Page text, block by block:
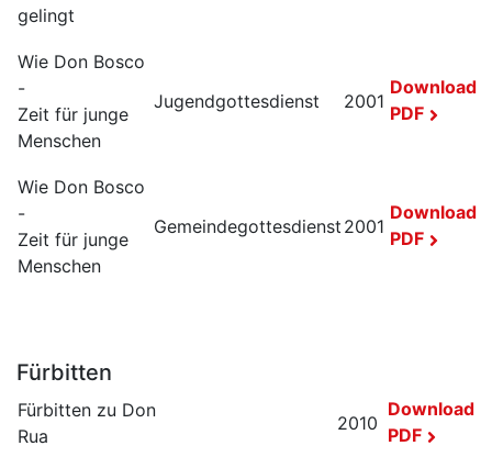
gelingt
Wie Don Bosco
-
Zeit für junge
Menschen
Jugendgottesdienst 2001
Download
PDF
Wie Don Bosco
-
Zeit für junge
Menschen
Gemeindegottesdienst 2001
Download
PDF
Fürbitten
Fürbitten zu Don
Rua
2010
Download
PDF